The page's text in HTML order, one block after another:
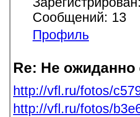
Сообщений: 13
Профиль
Re: Не
http://vfl.ru/fotos/
http://vfl.ru/fotos/